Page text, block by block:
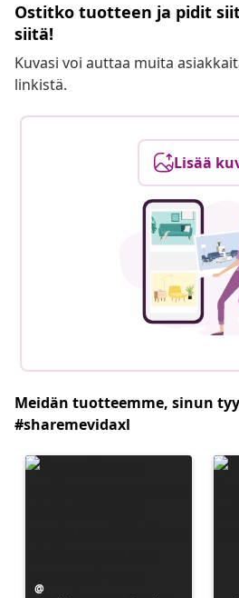
Ostitko tuotteen ja pidit
siitä!
Kuvasi voi auttaa muita
linkistä.
Lisää
Meidän tuotteemme, sinun
#sharemevidaxl